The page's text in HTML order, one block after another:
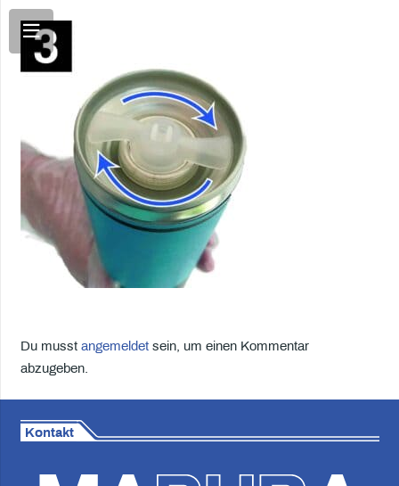
Du musst angemeldetsein, um einen Kommentar
abzugeben.
Kontakt